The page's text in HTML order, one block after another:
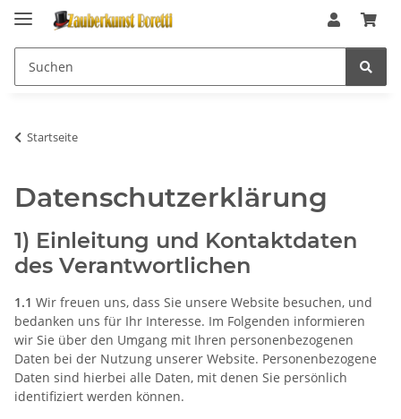
Startseite
Datenschutzerklärung
1) Einleitung und Kontaktdaten
des Verantwortlichen
1.1 Wir freuen uns, dass Sie unsere Website besuchen, und
bedanken uns für Ihr Interesse. Im Folgenden informieren
wir Sie über den Umgang mit Ihren personenbezogenen
Daten bei der Nutzung unserer Website. Personenbezogene
Daten sind hierbei alle Daten, mit denen Sie persönlich
identifiziert werden können.